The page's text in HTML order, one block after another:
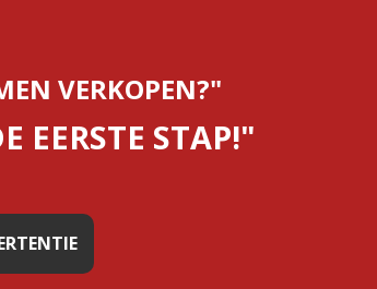
VERKOPEN?"
EERSTE STAP!"